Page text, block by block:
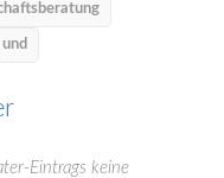
Eintrags keine